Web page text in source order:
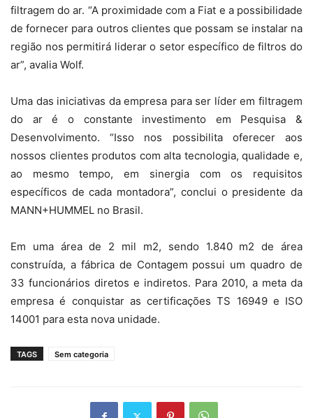
filtragem do ar. “A proximidade com a Fiat e a possibilidade
de fornecer para outros clientes que possam se instalar na
região nos permitirá liderar o setor específico de filtros do
ar”, avalia Wolf.
Uma das iniciativas da empresa para ser líder em filtragem
do ar é o constante investimento em Pesquisa &
Desenvolvimento. “Isso nos possibilita oferecer aos
nossos clientes produtos com alta tecnologia, qualidade e,
ao mesmo tempo, em sinergia com os requisitos
específicos de cada montadora”, conclui o presidente da
MANN+HUMMEL no Brasil.
Em uma área de 2 mil m2, sendo 1.840 m2 de área
construída, a fábrica de Contagem possui um quadro de
33 funcionários diretos e indiretos. Para 2010, a meta da
empresa é conquistar as certificações TS 16949 e ISO
14001 para esta nova unidade.
TAGS Sem categoria